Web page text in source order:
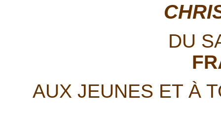
DU
AUX JEUNES ET À